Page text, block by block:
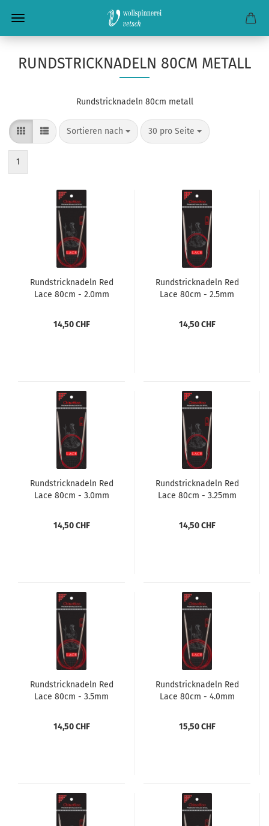
RUNDSTRICKNADELN 80CM METALL
Rundstricknadeln 80cm metall
Sortieren nach
Sortieren nach 30 pro Seite
pro Seite
1
Rundstricknadeln Red
Lace 80cm - 2.0mm
14,50 CHF
Rundstricknadeln Red
Lace 80cm - 2.5mm
14,50 CHF
Rundstricknadeln Red
Lace 80cm - 3.0mm
14,50 CHF
Rundstricknadeln Red
Lace 80cm - 3.25mm
14,50 CHF
Rundstricknadeln Red
Lace 80cm - 3.5mm
14,50 CHF
Rundstricknadeln Red
Lace 80cm - 4.0mm
15,50 CHF